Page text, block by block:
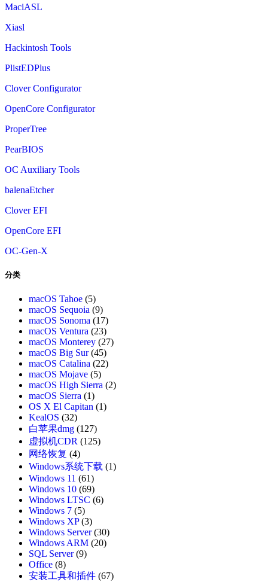
MaciASL
Xiasl
Hackintosh Tools
PlistEDPlus
Clover Configurator
OpenCore Configurator
ProperTree
PearBIOS
OC Auxiliary Tools
balenaEtcher
Clover EFI
OpenCore EFI
OC-Gen-X
分类
macOS Tahoe (5)
macOS Sequoia (9)
macOS Sonoma (17)
macOS Ventura (23)
macOS Monterey (27)
macOS Big Sur(45)
macOS Catalina (22)
macOS Mojave (5)
macOS High Sierra (2)
macOS Sierra (1)
OS X El Capitan (1)
KealOS (32)
白苹果dmg (127)
虚拟机CDR (125)
网络恢复 (4)
Windows系统下载 (1)
Windows 11 (61)
Windows 10 (69)
Windows LTSC (6)
Windows 7 (5)
Windows XP(3)
Windows Server(30)
Windows ARM (20)
SQL Server(9)
Office (8)
安装工具和插件 (67)